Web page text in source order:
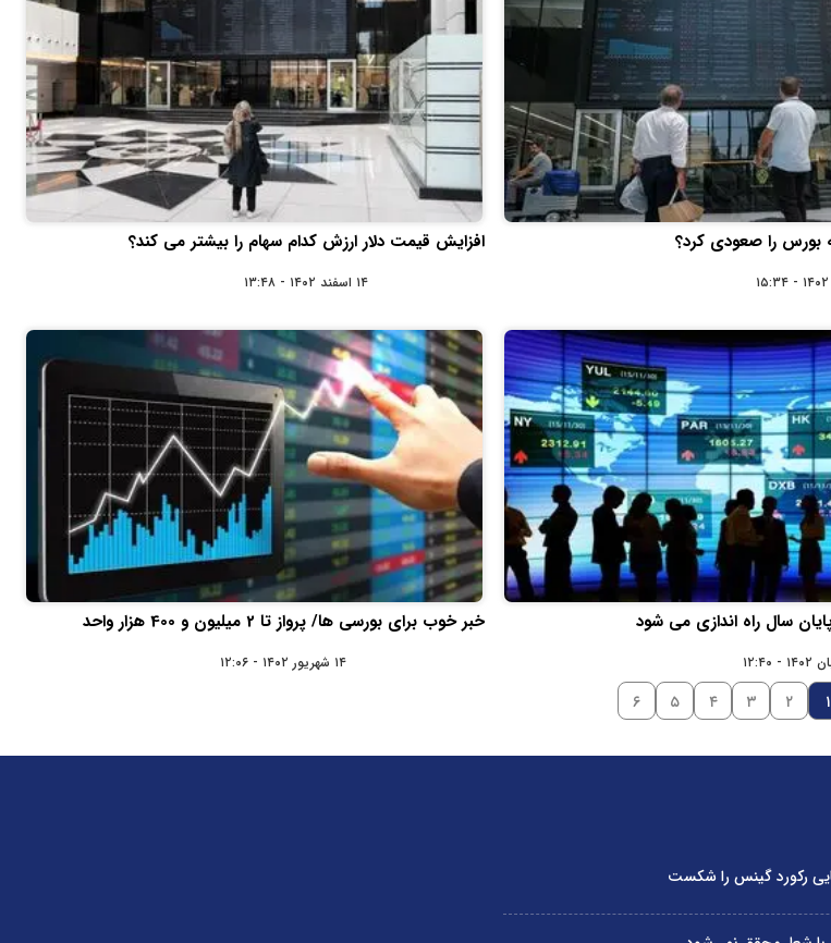
بورس را صعودی کرد؟ افزایش قیمت دلار ارزش کدام سهام را بیشتر می کند؟
۱۴ اسفند ۱۴۰۲ - ۱۳:۴۸
سال راه اندازی می شود خبر خوب برای بورسی ها/ پرواز تا 2 میلیون و 400 هزار واحد
۱۴ شهریور ۱۴۰۲ - ۱۲:۰۶
۱ ۲ ۳ ۴ ۵ ۶
رکورد گینس را شکست